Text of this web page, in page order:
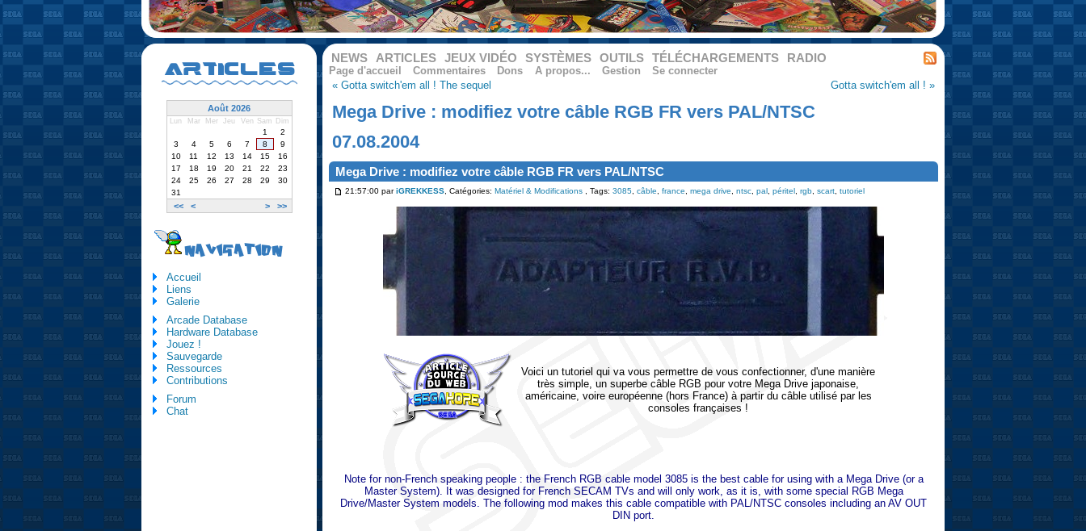
NEWS ARTICLES JEUX VIDÉO SYSTÈMES OUTILS TÉLÉCHARGEMENTS RADIO
Page d'accueil Commentaires Dons A propos... Gestion
Se connecter
« Gotta switch'em all ! The sequel
Gotta switch'em all ! »
Mega Drive : modifiez votre câble RGB FR vers PAL/NTSC
07.08.2004
Mega Drive : modifiez votre câble RGB FR vers PAL/NTSC
21:57:00 pariGREKKESS, Catégories: Matériel & Modifications, Tags: 3085, câble france mega drive ntsc, pal, péritel, rgb, scart, tutoriel
Voici un tutoriel qui va vous permettre de vous confectionner, d'une manière
très simple, un superbe câble RGB pour votre Mega Drive japonaise,
américaine, voire européenne (hors France) à partir du câble utilisé par les
consoles françaises !
Note for non-French speaking people : the French RGB cable model 3085 is the best cable for using with a Mega Drive (or a
Master System). It was designed for French SECAM TVs and will only work, as it is, with some special RGB Mega
Drive/Master System models. The following mod makes this cable compatible with PAL/NTSC consoles including an AV OUT
DIN port.
ARTICLES
Août 2026
Lun Mar Mer Jeu Ven Sam Dim
<< < > >>
1
2
3
4 5 6 7 8
9
10
11 12 13 14 15
16
17
18 19 20 21 22
23
24
25 26 27 28 29
30
31
NAVIGATION
Accueil
Liens
Galerie
Arcade Database
Hardware Database
Jouez !
Sauvegarde
Ressources
Contributions
Forum
Chat